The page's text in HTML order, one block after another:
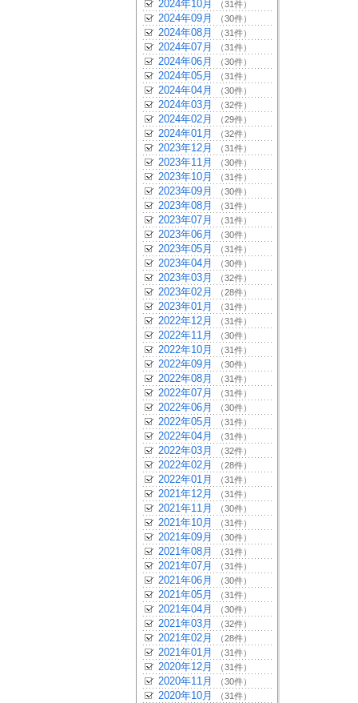
2024年10月 （31件）
2024年09月 （30件）
2024年08月 （31件）
2024年07月 （31件）
2024年06月 （30件）
2024年05月 （31件）
2024年04月 （30件）
2024年03月 （32件）
2024年02月 （29件）
2024年01月 （32件）
2023年12月 （31件）
2023年11月 （30件）
2023年10月 （31件）
2023年09月 （30件）
2023年08月 （31件）
2023年07月 （31件）
2023年06月 （30件）
2023年05月 （31件）
2023年04月 （30件）
2023年03月 （32件）
2023年02月 （28件）
2023年01月 （31件）
2022年12月 （31件）
2022年11月 （30件）
2022年10月 （31件）
2022年09月 （30件）
2022年08月 （31件）
2022年07月 （31件）
2022年06月 （30件）
2022年05月 （31件）
2022年04月 （31件）
2022年03月 （32件）
2022年02月 （28件）
2022年01月 （31件）
2021年12月 （31件）
2021年11月 （30件）
2021年10月 （31件）
2021年09月 （30件）
2021年08月 （31件）
2021年07月 （31件）
2021年06月 （30件）
2021年05月 （31件）
2021年04月 （30件）
2021年03月 （32件）
2021年02月 （28件）
2021年01月 （31件）
2020年12月 （31件）
2020年11月 （30件）
2020年10月 （31件）